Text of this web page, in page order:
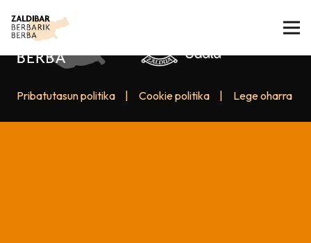
Pribatutasun politika Cookie politika Lege oharra